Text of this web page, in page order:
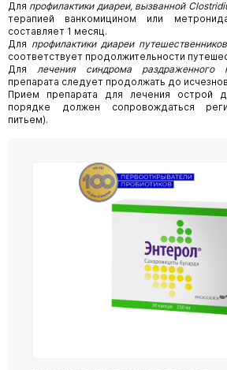
Для профилактики диареи, вызванной
терапией ванкомицином или
составляет 1 месяц.
Для профилактики диареи путешественников
соответствует продолжительности
Для лечения синдрома раздраженного
препарата следует продолжать до
Прием препарата для лечения острой
порядке должен сопровождаться
питьем).